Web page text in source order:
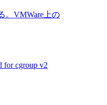
。VMWare上の
for cgroup v2